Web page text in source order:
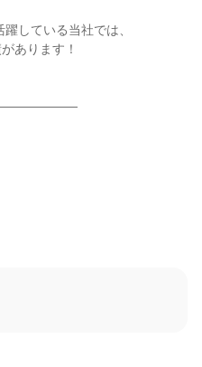
している当社では、
あります！